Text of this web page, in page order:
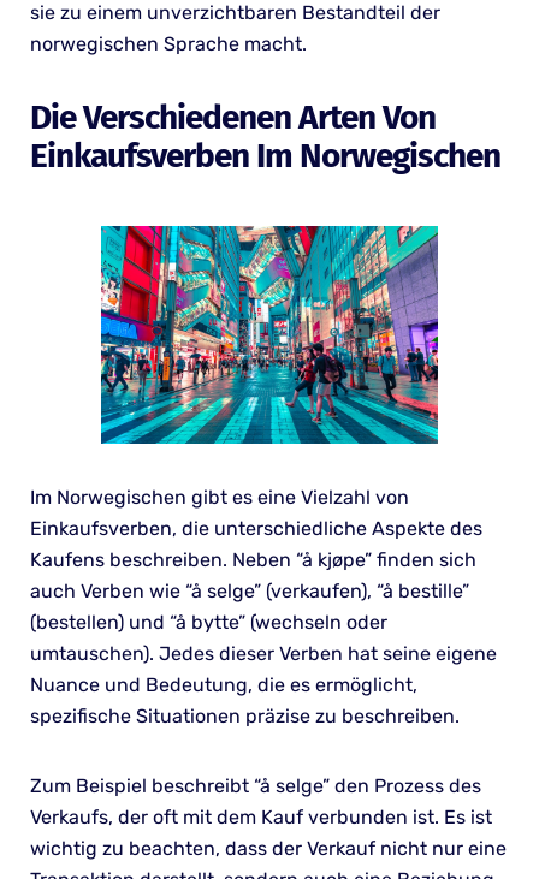
sie zu einem unverzichtbaren Bestandteil der
norwegischen Sprache macht.
Die Verschiedenen Arten Von
Einkaufsverben Im Norwegischen
Im Norwegischen gibt es eine Vielzahl von
Einkaufsverben, die unterschiedliche Aspekte des
Kaufens beschreiben. Neben “å kjøpe” finden sich
auch Verben wie “å selge” (verkaufen), “å bestille”
(bestellen) und “å bytte” (wechseln oder
umtauschen). Jedes dieser Verben hat seine eigene
Nuance und Bedeutung, die es ermöglicht,
spezifische Situationen präzise zu beschreiben.
Zum Beispiel beschreibt “å selge” den Prozess des
Verkaufs, der oft mit dem Kauf verbunden ist. Es ist
wichtig zu beachten, dass der Verkauf nicht nur eine